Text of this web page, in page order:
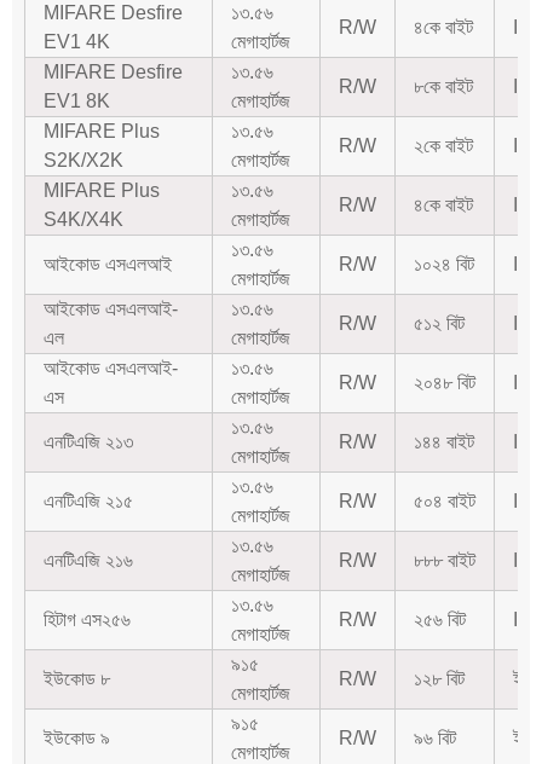
MIFARE Desfire
EV1 4K
১৩.৫৬
মেগাহার্টজ
R/W ৪কে বাইট
MIFARE Desfire
EV1 8K
১৩.৫৬
মেগাহার্টজ
R/W ৮কে বাইট
MIFARE Plus
S2K/X2K
১৩.৫৬
মেগাহার্টজ
R/W ২কে বাইট
MIFARE Plus
S4K/X4K
১৩.৫৬
মেগাহার্টজ
R/W ৪কে বাইট
আইকোড এসএলআই
১৩.৫৬
মেগাহার্টজ
R/W ১০২৪ বিট
আইকোড এসএলআই-
এল
১৩.৫৬
মেগাহার্টজ
R/W ৫১২ বিট
আইকোড এসএলআই-
এস
১৩.৫৬
মেগাহার্টজ
R/W ২০৪৮ বিট
এনটিএজি ২১৩
১৩.৫৬
মেগাহার্টজ
R/W ১৪৪ বাইট
এনটিএজি ২১৫
১৩.৫৬
মেগাহার্টজ
R/W ৫০৪ বাইট
এনটিএজি ২১৬
১৩.৫৬
মেগাহার্টজ
R/W ৮৮৮ বাইট
হিটাগ এস২৫৬
১৩.৫৬
মেগাহার্টজ
R/W ২৫৬ বিট
ইউকোড ৮
৯১৫
মেগাহার্টজ
R/W ১২৮ বিট
ইউকোড ৯
৯১৫
মেগাহার্টজ
R/W ৯৬ বিট